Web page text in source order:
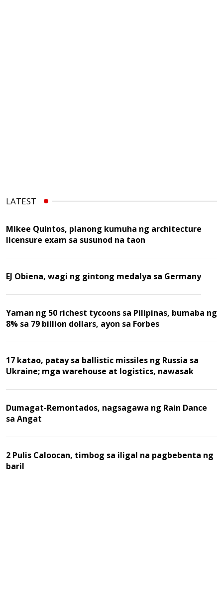
LATEST
Mikee Quintos, planong kumuha ng architecture
licensure exam sa susunod na taon
EJ Obiena, wagi ng gintong medalya sa Germany
Yaman ng 50 richest tycoons sa Pilipinas, bumaba ng
8% sa 79 billion dollars, ayon sa Forbes
17 katao, patay sa ballistic missiles ng Russia sa
Ukraine; mga warehouse at logistics, nawasak
Dumagat-Remontados, nagsagawa ng Rain Dance
sa Angat
2 Pulis Caloocan, timbog sa iligal na pagbebenta ng
baril